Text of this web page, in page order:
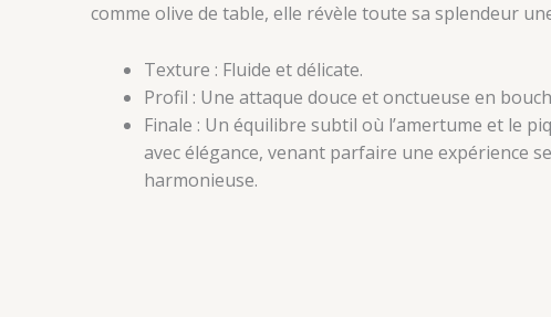
comme olive de table, elle révèle toute sa splendeur
Texture : Fluide et délicate.
Profil : Une attaque douce et onctueuse en
Finale : Un équilibre subtil où l’amertume et le
avec élégance, venant parfaire une expérience
harmonieuse.